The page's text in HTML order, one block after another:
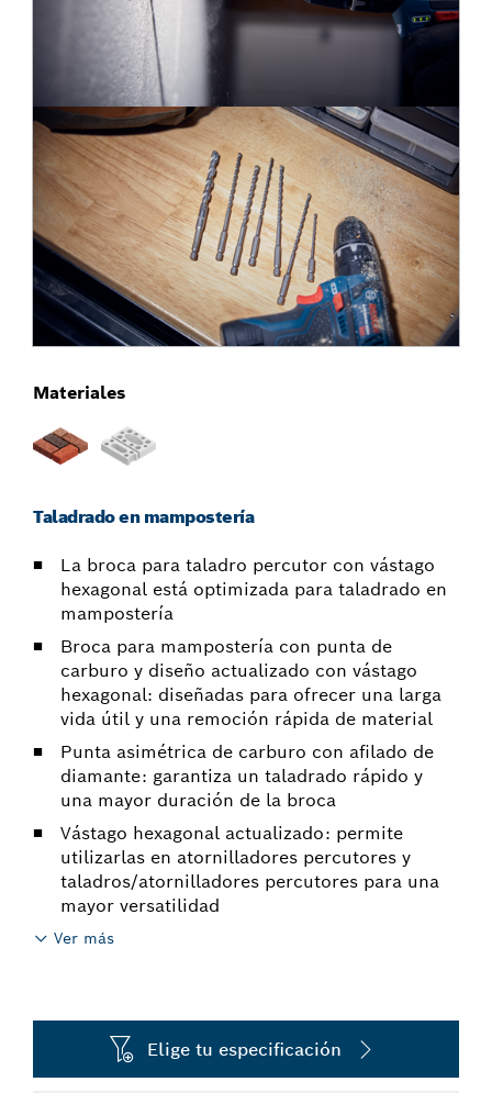
Taladrado en mampostería
La broca para taladro percutor con vástago
hexagonal está optimizada para taladrado en
mampostería
Broca para mampostería con punta de
carburo y diseño actualizado con vástago
hexagonal: diseñadas para ofrecer una larga
vida útil y una remoción rápida de material
Punta asimétrica de carburo con afilado de
diamante: garantiza un taladrado rápido y
una mayor duración de la broca
Vástago hexagonal actualizado: permite
utilizarlas en atornilladores percutores y
taladros/atornilladores percutores para una
mayor versatilidad
Ver más
Materiales
Elige tu especificación